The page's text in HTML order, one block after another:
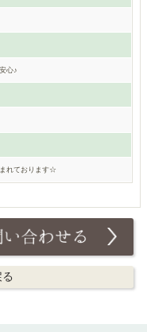
心♪
れております☆